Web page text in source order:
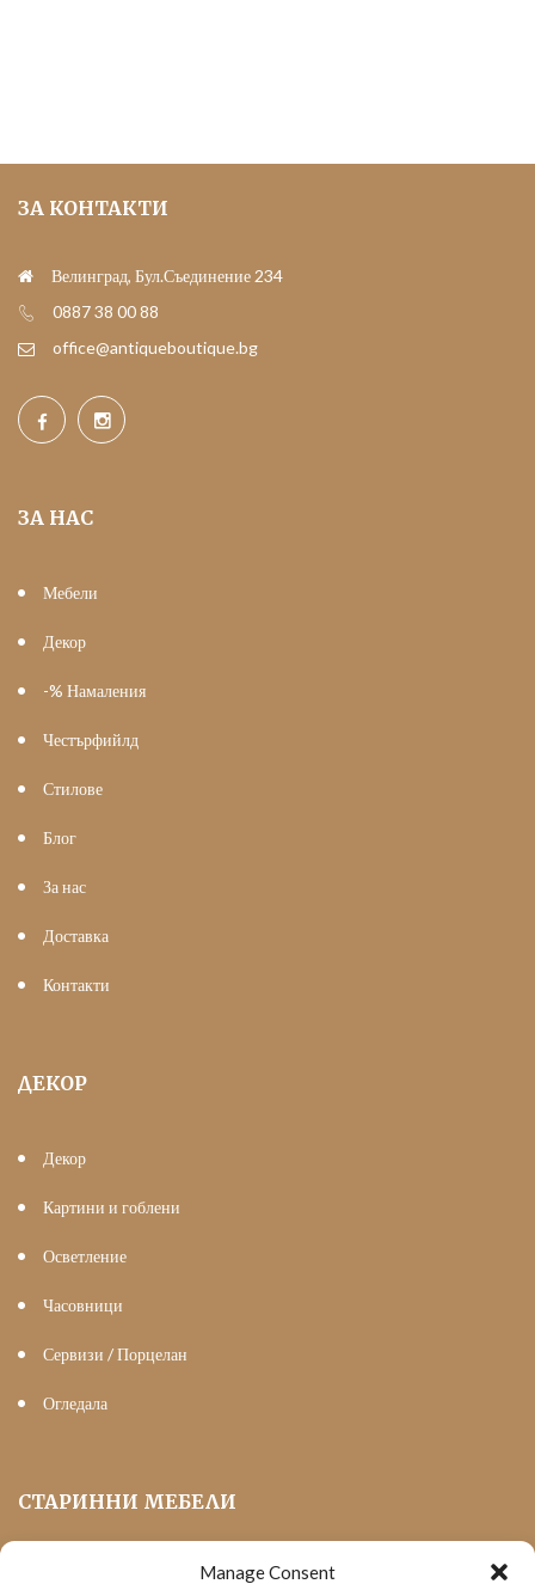
Manage Consent
ЗА КОНТАКТИ
Велинград, Бул.Съединение 234
0887 38 00 88
office@antiqueboutique.bg
ЗА НАС
Мебели
Декор
-% Намаления
Честърфийлд
Стилове
Блог
За нас
Доставка
Контакти
ДЕКОР
Декор
Картини и гоблени
Осветление
Часовници
Сервизи / Порцелан
Огледала
СТАРИННИ МЕБЕЛИ